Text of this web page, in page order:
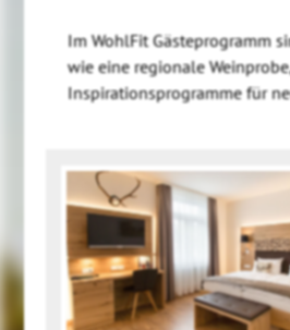
Im WohlFit Gästeprogramm
wie eine regionale
Inspirationsprogramme für